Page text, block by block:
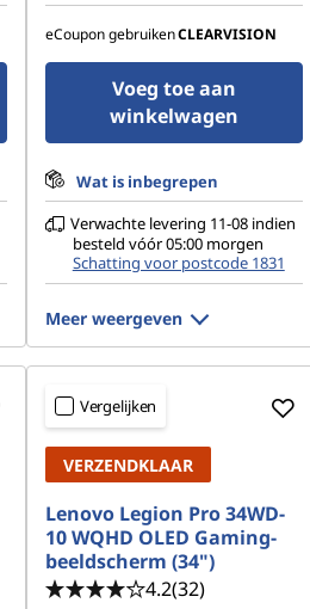
eCoupon gebruikenCLEARVISION
Voeg toe aan
winkelwagen
Wat is inbegrepen
Verwachte levering 11-08 indien
besteld vóór 05:00 morgen
Schatting voor postcode 1831
Meer weergeven
Vergelijken
VERZENDKLAAR
Lenovo Legion Pro 34WD-
10 WQHD OLED Gaming-
beeldscherm (34")
4.2(32)